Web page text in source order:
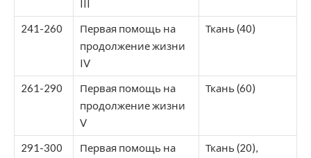
241-260
Первая помощь на
продолжение жизни
IV
Ткань (40)
261-290
Первая помощь на
продолжение жизни
V
Ткань (60)
291-300
Первая помощь на
Ткань (20),